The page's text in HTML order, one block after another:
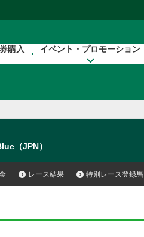
購入 イベント・プロモーション
（JPN）
レース結果 特別レース登録馬